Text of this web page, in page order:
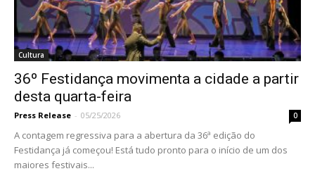
Cultura
36º Festidança movimenta a cidade a partir
desta quarta-feira
Press Release - 05/25/2026 0
A contagem regressiva para a abertura da 36ª edição do
Festidança já começou! Está tudo pronto para o início de um dos
maiores festivais...